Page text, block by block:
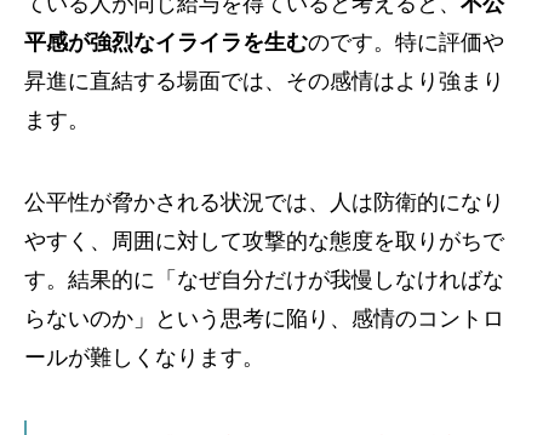
平感が強烈なイライラを生むのです。特に評価や
昇進に直結する場面では、その感情はより強まり
ます。
公平性が脅かされる状況では、人は防衛的になり
やすく、周囲に対して攻撃的な態度を取りがちで
す。結果的に「なぜ自分だけが我慢しなければな
らないのか」という思考に陥り、感情のコントロ
ールが難しくなります。